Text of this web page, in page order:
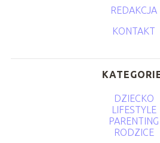
REDAKCJA
KONTAKT
DZIECKO
LIFESTYLE
PARENTING
RODZICE